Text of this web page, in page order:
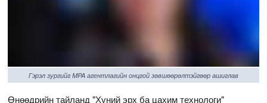
Гэрэл зургийг MPA агентлагийн онцгой зөвшөөрөлтэйгөөр ашиглав
Өнөөдрийн тайланд "Хүний эрх ба цахим технологи"